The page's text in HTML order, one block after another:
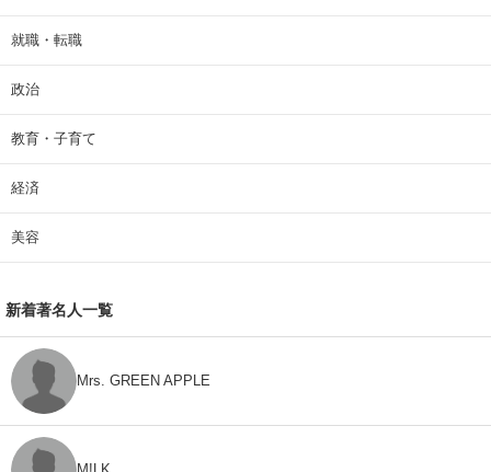
就職・転職
政治
教育・子育て
経済
美容
新着著名人一覧
Mrs. GREEN APPLE